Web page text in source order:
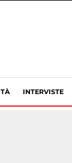
INTERVISTE